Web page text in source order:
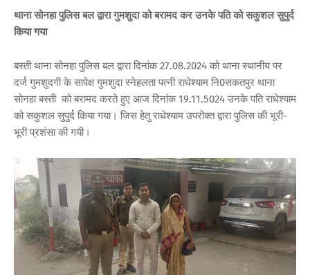
थाना सोनहा पुलिस बल द्वारा गुमशुदा को बरामद कर उनके पति को सकुशल सुपुर्द
किया गया
बस्ती थाना सोनहा पुलिस बल द्वारा दिनांक 27.08.2024 को थाना स्थानीय पर
दर्ज गुमशुदगी के सापेक्ष गुमशुदा स्नेहलता पत्नी राधेश्याम नि0सकतपुर थाना
सोनहा बस्ती को बरामद करते हुए आज दिनांक 19.11.5024 उनके पति राधेश्याम
को सकुशल सुपुर्द किया गया। जिस हेतु राधेश्याम उपरोक्त द्वारा पुलिस की भूरी-
भूरी प्रशंसा की गयी।